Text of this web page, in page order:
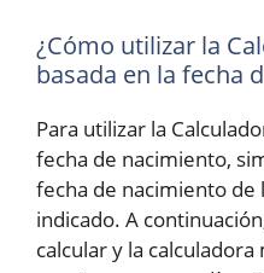
¿Cómo utilizar la
basada en la fecha
Para utilizar la
fecha de nacimiento,
fecha de nacimiento
indicado. A
calcular y la